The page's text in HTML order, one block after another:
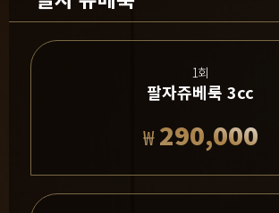
1회
팔자쥬베룩 3cc
₩290,000